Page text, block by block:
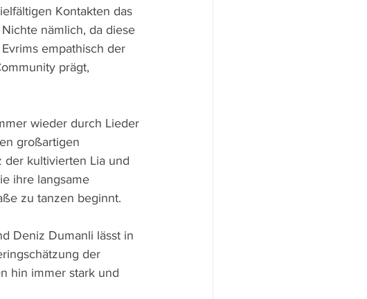
Kontakten das
nämlich, da diese
empathisch der
prägt,
wieder durch Lieder
großartigen
der kultivierten Lia und
ihre langsame
zu tanzen beginnt.
Deniz Dumanli lässt in
der
hin immer stark und